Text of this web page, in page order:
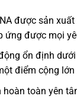
được sản
ứng được mọi
ổn định
điểm cộng
hoàn toàn yên